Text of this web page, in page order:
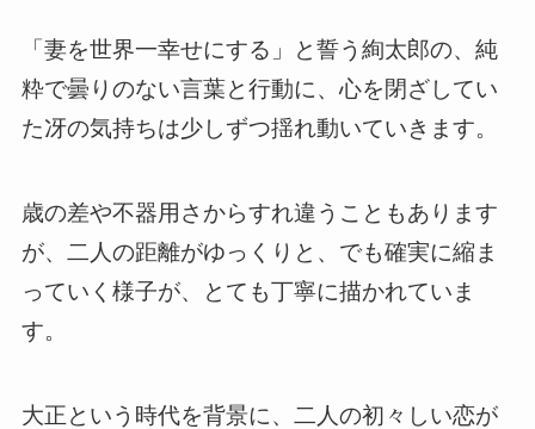
「妻を世界一幸せにする」と誓う絢太郎の、純
粋で曇りのない言葉と行動に、心を閉ざしてい
た冴の気持ちは少しずつ揺れ動いていきます。
歳の差や不器用さからすれ違うこともあります
が、二人の距離がゆっくりと、でも確実に縮ま
っていく様子が、とても丁寧に描かれていま
す。
大正という時代を背景に、二人の初々しい恋が